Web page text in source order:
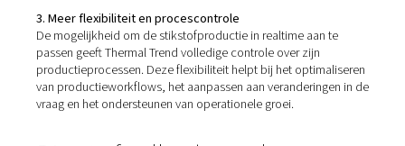
Drie jaar na de implementatie rapporteert Thermal Trend
uitstekende resultaten en een aantal belangrijke
1. Volledige leveringsonafhankelijkheid en
Door de afhankelijkheid van externe
elimineren, heeft Thermal Trend volledige controle over